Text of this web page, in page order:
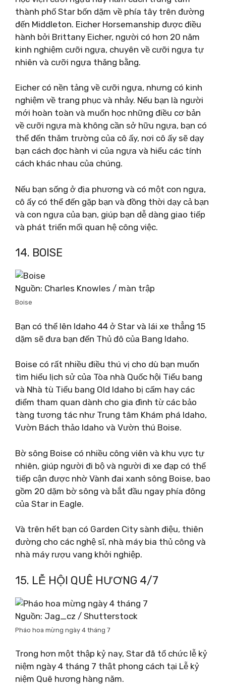
thành phố Star bốn dặm về phía tây trên đường
đến Middleton. Eicher Horsemanship được điều
hành bởi Brittany Eicher, người có hơn 20 năm
kinh nghiệm cưỡi ngựa, chuyên về cưỡi ngựa tự
nhiên và cưỡi ngựa thăng bằng.
Eicher có nền tảng về cưỡi ngựa, nhưng có kinh
nghiệm về trang phục và nhảy. Nếu bạn là người
mới hoàn toàn và muốn học những điều cơ bản
về cưỡi ngựa mà không cần sở hữu ngựa, bạn có
thể đến thăm trường của cô ấy, nơi cô ấy sẽ dạy
bạn cách đọc hành vi của ngựa và hiểu các tính
cách khác nhau của chúng.
Nếu bạn sống ở địa phương và có một con ngựa,
cô ấy có thể đến gặp bạn và đồng thời dạy cả bạn
và con ngựa của bạn, giúp bạn dễ dàng giao tiếp
và phát triển mối quan hệ công việc.
14. BOISE
Nguồn: Charles Knowles / màn trập
Boise
Bạn có thể lên Idaho 44 ở Star và lái xe thẳng 15
dặm sẽ đưa bạn đến Thủ đô của Bang Idaho.
Boise có rất nhiều điều thú vị cho dù bạn muốn
tìm hiểu lịch sử của Tòa nhà Quốc hội Tiểu bang
và Nhà tù Tiểu bang Old Idaho bị cấm hay các
điểm tham quan dành cho gia đình từ các bảo
tàng tương tác như Trung tâm Khám phá Idaho,
Vườn Bách thảo Idaho và Vườn thú Boise.
Bờ sông Boise có nhiều công viên và khu vực tự
nhiên, giúp người đi bộ và người đi xe đạp có thể
tiếp cận được nhờ Vành đai xanh sông Boise, bao
gồm 20 dặm bờ sông và bắt đầu ngay phía đông
của Star in Eagle.
Và trên hết bạn có Garden City sành điệu, thiên
đường cho các nghệ sĩ, nhà máy bia thủ công và
nhà máy rượu vang khởi nghiệp.
15. LỄ HỘI QUÊ HƯƠNG 4/7
Nguồn: Jag_cz / Shutterstock
Pháo hoa mừng ngày 4 tháng 7
Trong hơn một thập kỷ nay, Star đã tổ chức lễ kỷ
niệm ngày 4 tháng 7 thật phong cách tại Lễ kỷ
niệm Quê hương hàng năm.